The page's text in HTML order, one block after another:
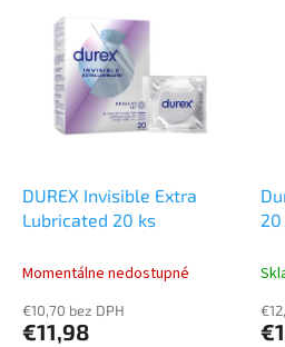
základom...
DUREX Invisible Extra
Lubricated 20 ks
Momentálne nedostupné
€10,70 bez DPH
€11,98
20